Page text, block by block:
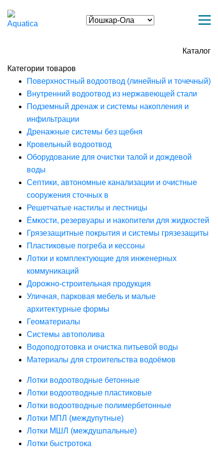
Каталог
Категории товаров
Поверхностный водоотвод (линейный и точечный)
Внутренний водоотвод из нержавеющей стали
Подземный дренаж и системы накопления и
инфильтрации
Дренажные системы без щебня
Кровельный водоотвод
Оборудование для очистки талой и дождевой
воды
Септики, автономные канализации и очистные
сооружения сточных в
Решетчатые настилы и лестницы
Ёмкости, резервуары и накопители для жидкостей
Грязезащитные покрытия и системы грязезащиты
Пластиковые погреба и кессоны
Лотки и комплектующие для инженерных
коммуникаций
Дорожно-строительная продукция
Уличная, парковая мебель и малые
архитектурные формы
Геоматериалы
Системы автополива
Водоподготовка и очистка питьевой воды
Материалы для строительства водоёмов
Лотки водоотводные бетонные
Лотки водоотводные пластиковые
Лотки водоотводные полимербетонные
Лотки МПЛ (междупутные)
Лотки МШЛ (междушпальные)
Лотки быстротока